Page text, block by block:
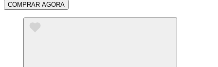
COMPRAR AGORA